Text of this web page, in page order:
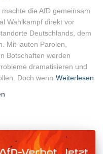
die AfD gemeinsam
Wahlkampf direkt vor
Deutschlands, dem
Mit lauten Parolen,
Botschaften werden
dramatisieren und
Doch wenn Weiterlesen